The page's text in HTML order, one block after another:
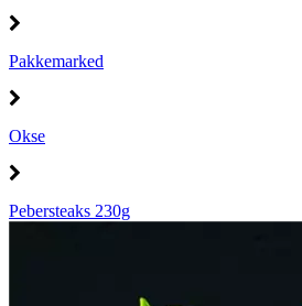
Pakkemarked
Okse
Pebersteaks 230g